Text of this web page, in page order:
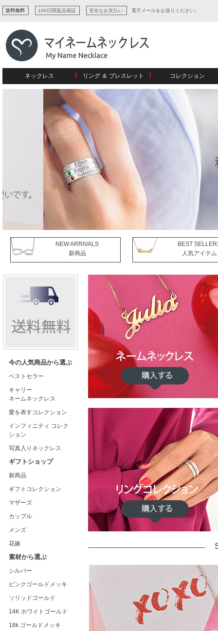
送料無料 100日間返品保証 安全なお支払い 電子メールをお送りください。
ネックレス
すべてコレクションを見る
ネームネックレス
キャリーネームネックレス
プチネームネックレス
写真入りネックレス
リング ＆ ブレスレット
リング
愛のブレスレット
コレクション
愛を表すコレクション
イニシャルジュエリー
インフィニティ コレクション
誕生石コレクション
バーネックレスコレクション
ディスクとサークルのコレクション
ネームプレビュー
マザーズ
ギフトコレクション
NEW ARRIVALS
新商品
BEST
人気アイテム
今の人気商品から選ぶ
ベストセラー
キャリー
ネームネックレス
愛を表すコレクション
インフィニティ コレク
ション
写真入りネックレス
ギフトショップ
新商品
ギフトコレクション
マザーズ
カップル
メンズ
花嫁
素材から選ぶ
シルバー
ピンクゴールドメッキ
ソリッドゴールド
14K ホワイトゴールド
18k ゴールドメッキ